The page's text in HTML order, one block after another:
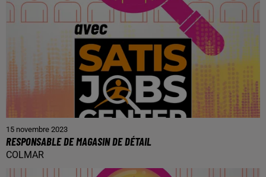
15 novembre 2023
RESPONSABLE DE MAGASIN DE DÉTAIL
COLMAR